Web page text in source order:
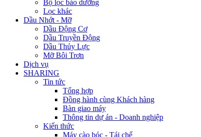
Bộ lọc bảo dưỡng
Lọc khác
Dầu Nhớt - Mỡ
Dầu Động Cơ
Dầu Truyền Động
Dầu Thủy Lực
Mỡ Bôi Trơn
Dịch vụ
SHARING
Tin tức
Tổng hợp
Đồng hành cùng Khách hàng
Bàn giao máy
Thông tin dự án - Doanh nghiệp
Kiến thức
Máy cào bóc - Tái chế